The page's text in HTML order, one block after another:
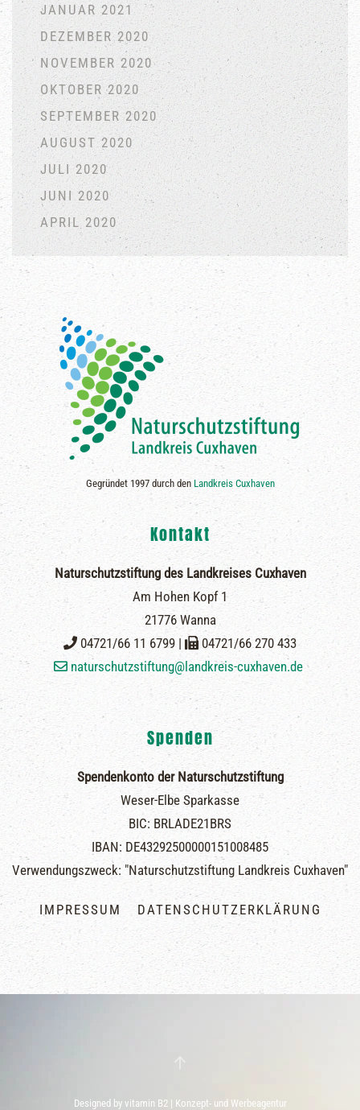
JANUAR 2021
DEZEMBER 2020
NOVEMBER 2020
OKTOBER 2020
SEPTEMBER 2020
AUGUST 2020
JULI 2020
JUNI 2020
APRIL 2020
Gegründet 1997 durch den Landkreis Cuxhaven
Kontakt
Naturschutzstiftung des Landkreises Cuxhaven
Am Hohen Kopf 1
21776 Wanna
04721/66 11 6799 |
04721/66 270 433
naturschutzstiftung@landkreis-cuxhaven.de
Spenden
Spendenkonto der Naturschutzstiftung
Weser-Elbe Sparkasse
BIC: BRLADE21BRS
IBAN: DE43292500000151008485
Verwendungszweck: "Naturschutzstiftung Landkreis Cuxhaven"
IMPRESSUM DATENSCHUTZERKLÄRUNG
Designed by vitamin B2 | Konzept- und Werbeagentur